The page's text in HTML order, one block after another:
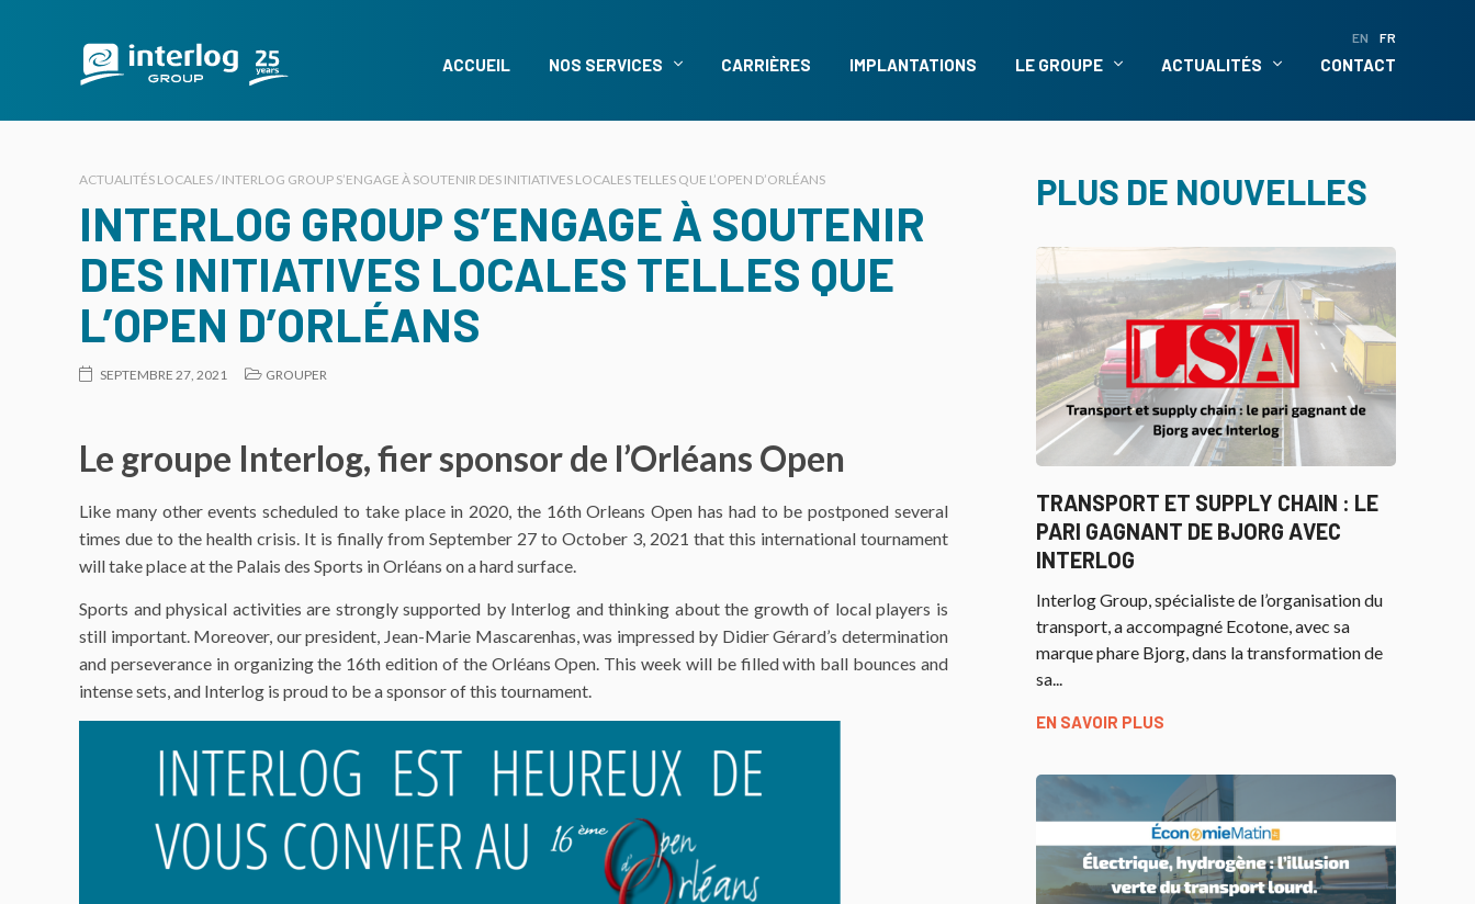
EN FR
ACCUEIL NOS SERVICES CARRIÈRES IMPLANTATIONS LE GROUPE ACTUALITÉS CONTACT
ACTUALITÉS LOCALES / INTERLOG GROUP S’ENGAGE À SOUTENIR DES INITIATIVES LOCALES TELLES QUE L’OPEN D’ORLÉANS
INTERLOG GROUP S’ENGAGE À SOUTENIR
DES INITIATIVES LOCALES TELLES QUE
L’OPEN D’ORLÉANS
SEPTEMBRE 27, 2021 GROUPER
Le groupe Interlog, fier sponsor de l’Orléans Open
Like many other events scheduled to take place in 2020, the 16th Orleans Open has had to be postponed several
times due to the health crisis. It is finally from September 27 to October 3, 2021 that this international tournament
will take place at the Palais des Sports in Orléans on a hard surface.
Sports and physical activities are strongly supported by Interlog and thinking about the growth of local players is
still important. Moreover, our president, Jean-Marie Mascarenhas, was impressed by Didier Gérard’s determination
and perseverance in organizing the 16th edition of the Orléans Open. This week will be filled with ball bounces and
intense sets, and Interlog is proud to be a sponsor of this tournament.
PLUS DE NOUVELLES
TRANSPORT ET SUPPLY CHAIN : LE
PARI GAGNANT DE BJORG AVEC
INTERLOG
Interlog Group, spécialiste de l’organisation du
transport, a accompagné Ecotone, avec sa
marque phare Bjorg, dans la transformation de
sa...
EN SAVOIR PLUS